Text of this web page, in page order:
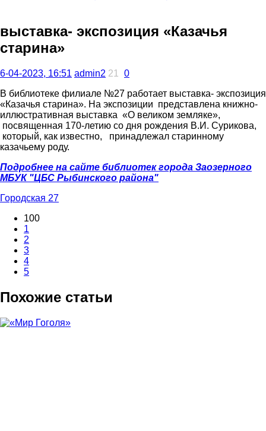
выставка- экспозиция «Казачья
старина»
6-04-2023, 16:51 admin2 21
0
В библиотеке филиале №27 работает выставка- экспозиция
«Казачья старина». На экспозиции представлена книжно-
иллюстративная выставка «О великом земляке»,
посвященная 170-летию со дня рождения В.И. Сурикова,
который, как известно, принадлежал старинному
казачьему роду.
Подробнее на сайте библиотек города Заозерного
МБУК "ЦБС Рыбинского района"
Городская 27
100
1
2
3
4
5
Похожие статьи